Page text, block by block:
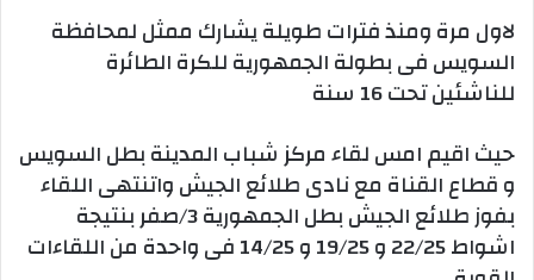
لاول مرة ومنذ فترات طويلة يشارك ممثل لمحافظة
السويس فى بطولة الجمهورية للكرة الطائرة
للناشئين تحت 16 سنة
حيث اقيم امس لقاء مركز شباب المدينة بطل السويس
و قطاع القناة مع نادى طلائع الجيش واتنتهى اللقاء
بفوز طلائع الجيش بطل الجمهورية 3/صفر بنتيجة
اشواط 22/25 و 19/25 و 14/25 فى واحدة من اللقاءات